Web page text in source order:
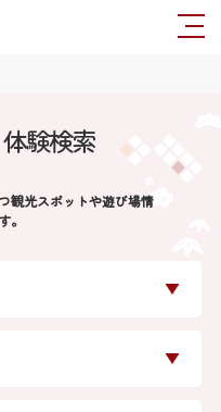
験検索
観光スポットや遊び場情
。